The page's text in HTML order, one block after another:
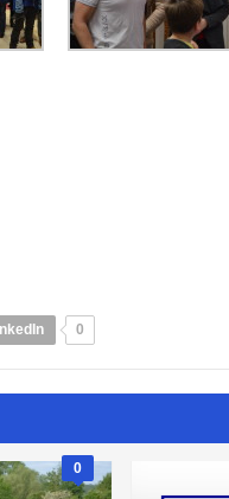
0
0